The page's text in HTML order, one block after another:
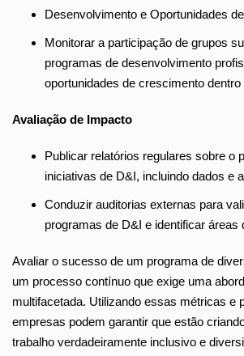
Desenvolvimento e Oportunidades
Monitorar a participação de grupos
programas de desenvolvimento
oportunidades de crescimento
Avaliação de Impacto
Publicar relatórios regulares sobre o
iniciativas de D&I, incluindo dados e
Conduzir auditorias externas para
programas de D&I e identificar áreas
Avaliar o sucesso de um programa de
um processo contínuo que exige uma
multifacetada. Utilizando essas métricas e
empresas podem garantir que estão
trabalho verdadeiramente inclusivo e